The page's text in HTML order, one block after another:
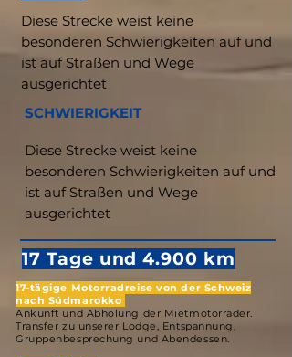
Diese Strecke weist keine
besonderen Schwierigkeiten auf und
ist auf Straßen und Wege
ausgerichtet
SCHWIERIGKEIT
Diese Strecke weist keine
besonderen Schwierigkeiten auf und
ist auf Straßen und Wege
ausgerichtet
17 Tage und 4.900 km
17-tägige Motorradreise von der Schweiz
nach Südmarokko
Ankunft und Abholung der Mietmotorräder.
Transfer zu unserer Lodge, Entspannung,
Gruppenbesprechung und Abendessen.